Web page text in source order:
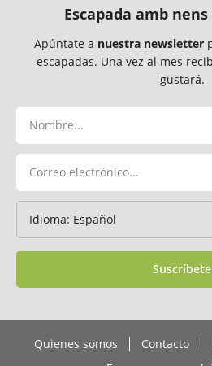
Escapada amb
Apúntate a nuestra newsletter
escapadas. Una vez al mes
gustará.
Suscríbete
Quienes somos Contacto